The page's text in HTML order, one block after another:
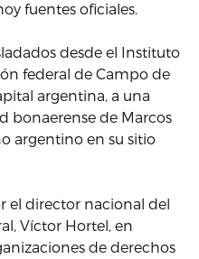
fuentes oficiales.
desde el Instituto
federal de Campo de
argentina, a una
bonaerense de Marcos
argentino en su sitio
el director nacional del
Víctor Hortel, en
de derechos